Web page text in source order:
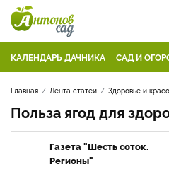
КАЛЕНДАРЬ ДАЧНИКА САД И
Главная Лента статей Здоровье и
Польза ягод для
Газета "Шесть соток.
Регионы"